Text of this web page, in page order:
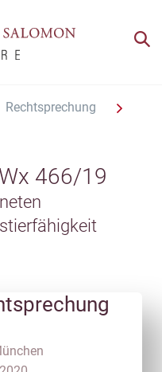
Rechtsprechung
466/19